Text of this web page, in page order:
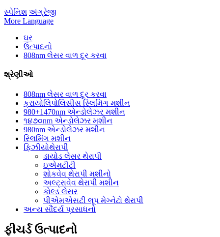
સ્પેનિશ અંગ્રેજી
More Language
ઘર
ઉત્પાદનો
808nm લેસર વાળ દૂર કરવા
શ્રેણીઓ
808nm લેસર વાળ દૂર કરવા
ક્રાયોલિપોલિસીસ સ્લિમિંગ મશીન
980+1470nm એન્ડોલેઝર મશીન
૧૪૭૦nm એન્ડોલેઝર મશીન
980nm એન્ડોલેઝર મશીન
સ્લિમિંગ મશીન
ફિઝીયોથેરાપી
ડાયોડ લેસર થેરાપી
ઇએમટીટી
શોકવેવ થેરાપી મશીનો
અલ્ટ્રાવેવ થેરાપી મશીન
કોલ્ડ લેસર
પીએમએસટી લૂપ મેગ્નેટો થેરાપી
અન્ય સૌંદર્ય પ્રસાધનો
ફીચર્ડ ઉત્પાદનો